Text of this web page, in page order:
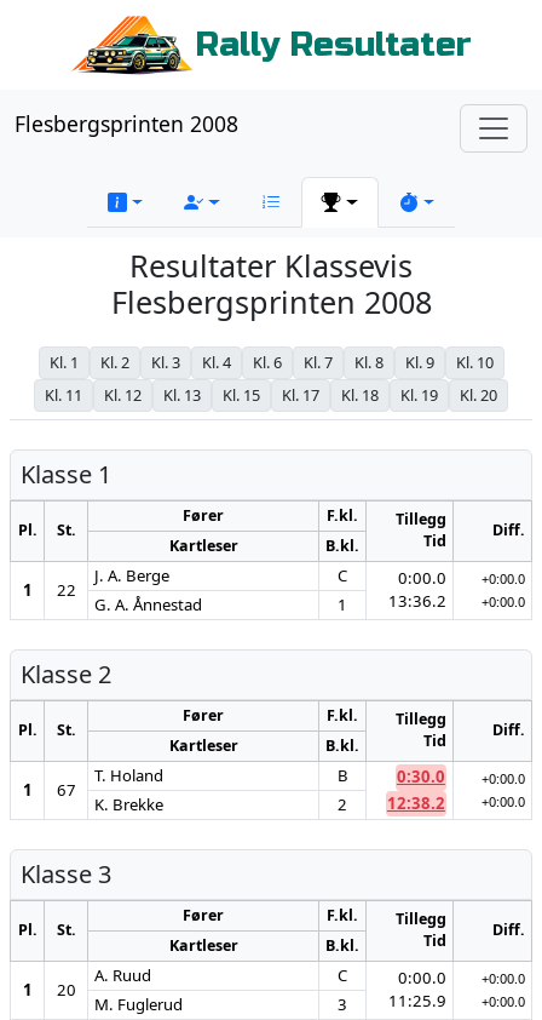
Rally Resultater
Flesbergsprinten 2008
Resultater Klassevis
Flesbergsprinten 2008
Kl. 1 Kl. 2 Kl. 3 Kl. 4 Kl. 6 Kl. 7 Kl. 8 Kl. 9
Kl. 10
Kl. 11
Kl. 12 Kl. 13 Kl. 15 Kl. 17 Kl. 18 Kl. 19 Kl. 20
Klasse 1
Pl. St.
Fører F.kl.
Tillegg
Tid
Diff.
Kartleser B.kl.
1 22
J. A. Berge C
0:00.0
13:36.2
+0:00.0
+0:00.0
G. A. Ånnestad 1
Klasse 2
Pl. St.
Fører F.kl.
Tillegg
Tid
Diff.
Kartleser B.kl.
1 67
T. Holand B
0:30.0
12:38.2
+0:00.0
+0:00.0
K. Brekke 2
Klasse 3
Pl. St.
Fører F.kl.
Tillegg
Tid
Diff.
Kartleser B.kl.
1 20
A. Ruud C
0:00.0
11:25.9
+0:00.0
+0:00.0
M. Fuglerud
3